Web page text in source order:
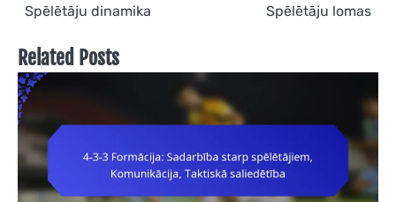
Spēlētāju dinamika
Spēlētāju lomas
Related Posts